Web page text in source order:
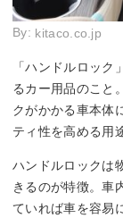
By: kitaco.co.jp
「ハンドルロッ
るカー用品のこと
クがかかる車本体
ティ性を高める用
ハンドルロックは
きるのが特徴。車
ていれば車を容易